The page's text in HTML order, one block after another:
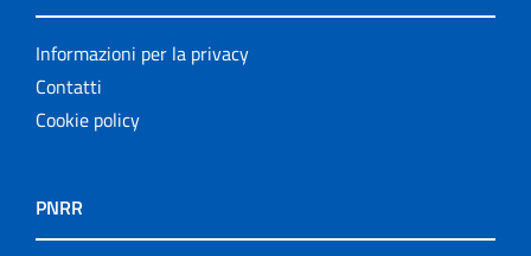
Informazioni per la privacy
Contatti
Cookie policy
PNRR